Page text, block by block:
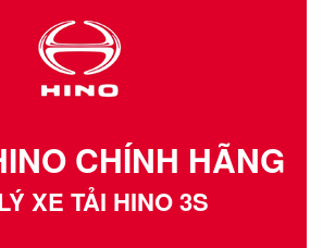
CHÍNH HÃNG
XE TẢI HINO 3S